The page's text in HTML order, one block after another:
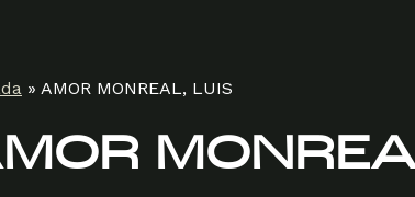
» AMOR MONREAL, LUIS